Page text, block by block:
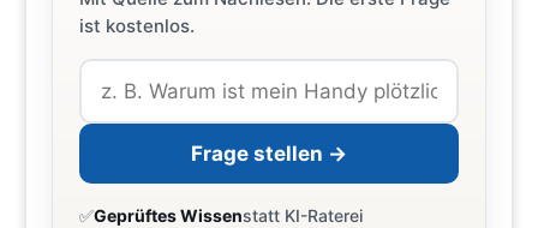
ist kostenlos.
Frage stellen →
✅Geprüftes Wissenstatt KI-Raterei